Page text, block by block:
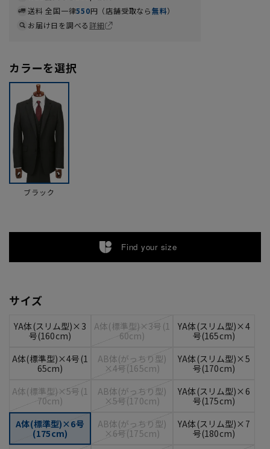
送料 全国一律550円（店舗受取なら無料）
お届け日を調べる詳細
カラーを選択
ブラック
Find your size
サイズ
YA体(スリム型)×3
号(160cm)
A体(標準型)×3号(1
60cm)
YA体(スリム型)×4
号(165cm)
A体(標準型)×4号(1
65cm)
AB体(がっちり型)
×4号(165cm)
YA体(スリム型)×5
号(170cm)
A体(標準型)×5号(1
70cm)
AB体(がっちり型)
×5号(170cm)
YA体(スリム型)×6
号(175cm)
A体(標準型)×6号
(175cm)
AB体(がっちり型)
×6号(175cm)
YA体(スリム型)×7
号(180cm)